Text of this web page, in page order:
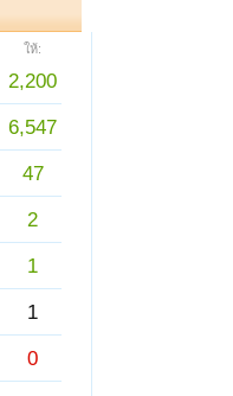
ให้:
2,200
6,547
47
2
1
1
0